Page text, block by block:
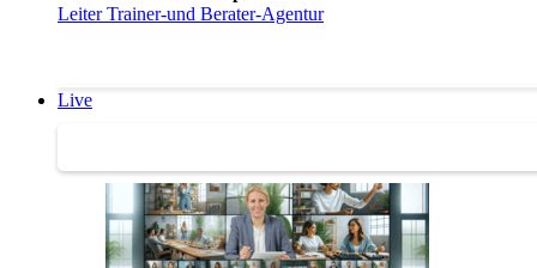
Leiter Trainer-und Berater-Agentur
Live